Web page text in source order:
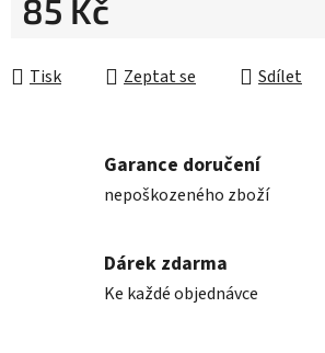
85 Kč
Tisk
Zeptat se Sdílet
Garance doručení
nepoškozeného zboží
Dárek zdarma
Ke každé objednávce